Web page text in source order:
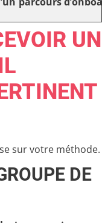
UN
sur votre méthode.
DE